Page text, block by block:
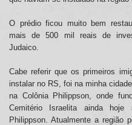
O prédio ficou muito bem
mais de 500 mil reais de
Judaico.
Cabe referir que os primeiros
instalar no RS, foi na minha
na Colônia Philippson, onde
Cemitério Israelita ainda hoje
Philippson. Atualmente a região